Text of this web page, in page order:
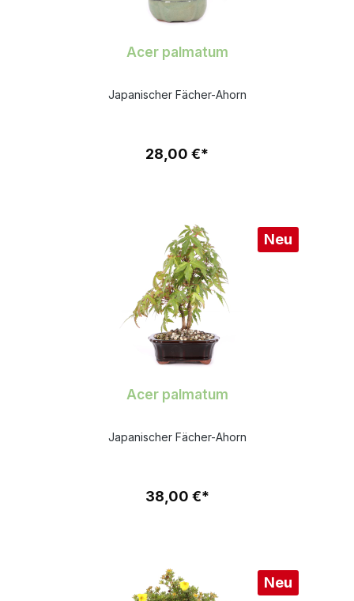
Acer palmatum
Japanischer Fächer-Ahorn
28,00 €*
Neu
Acer palmatum
Japanischer Fächer-Ahorn
38,00 €*
Neu